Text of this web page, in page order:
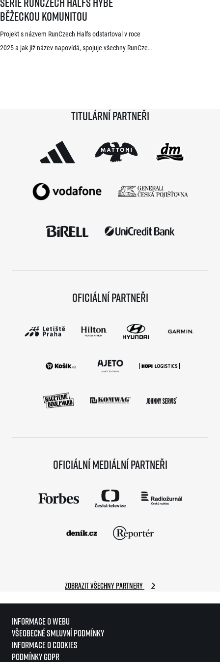
běžeckou komunitou
Projekt s názvem RunCzech Halfs odstartoval v roce
2025 a jak již název napovídá, spojuje všechny RunCzech
sezónu a od startu tak uběhlo teprve 18 měsíců,
Titulární partneři
Oficiální partneři
Oficiální mediální partneři
Zobrazit všechny partnery
Informace o webu
Všeobecné smluvní podmínky
Informace o cookies
Podmínky GDPR